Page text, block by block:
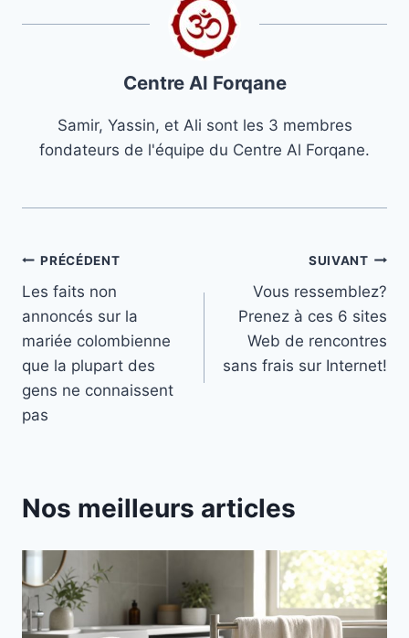
Centre Al Forqane
Samir, Yassin, et Ali sont les 3 membres
fondateurs de l'équipe du Centre Al Forqane.
Navigation
de
l’article
PRÉCÉDENT
Les faits non
annoncés sur la
mariée colombienne
que la plupart des
gens ne connaissent
pas
SUIVANT
Vous ressemblez?
Prenez à ces 6 sites
Web de rencontres
sans frais sur Internet!
Nos meilleurs articles